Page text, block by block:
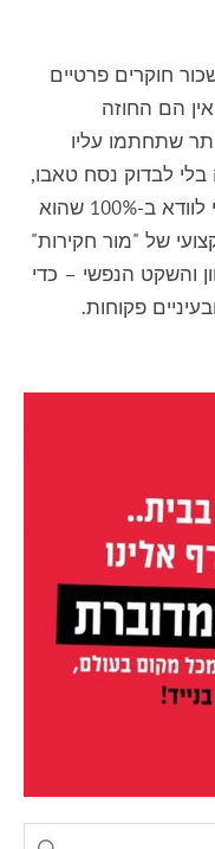
חוקרים פרטיים
הם החוזה
שתחתמו עליו
לבדוק נסח טאבו,
אל תקשרו את גורלכם באדם זר בלי לוודא ב-100% שהוא
של "מור חקירות"
והשקט הנפשי – כדי
פקוחות.